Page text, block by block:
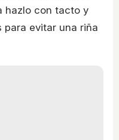
hazlo con tacto y
para evitar una riña